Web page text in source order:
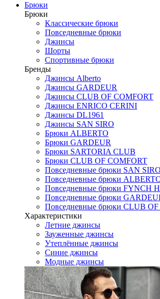
Брюки
Брюки
Классические брюки
Повседневные брюки
Джинсы
Шорты
Спортивные брюки
Бренды
Джинсы Alberto
Джинсы GARDEUR
Джинсы CLUB OF COMFORT
Джинсы ENRICO CERINI
Джинсы DL1961
Джинсы SAN SIRO
Брюки ALBERTO
Брюки GARDEUR
Брюки SARTORIA CLUB
Брюки CLUB OF COMFORT
Повседневные брюки SAN SIRO
Повседневные брюки
Повседневные брюки FYNCH
Повседневные брюки
Повседневные брюки CLUB
Характеристики
Летние джинсы
Зауженные джинсы
Утеплённые джинсы
Синие джинсы
Модные джинсы